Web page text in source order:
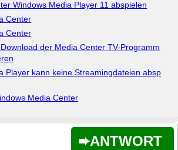
Windows Media Player 11 abspielen
Center
Center
der Media Center TV-Programm
Player kann keine Streamingdateien absp
Media Center
ANTWORT